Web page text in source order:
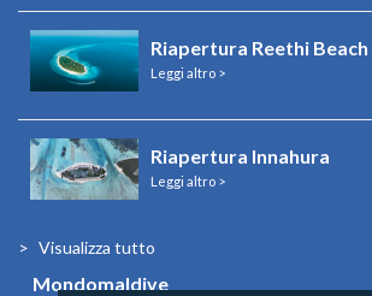
Riapertura Reethi Beach
Leggi altro >
Riapertura Innahura
Leggi altro >
Visualizza tutto
Mondomaldive